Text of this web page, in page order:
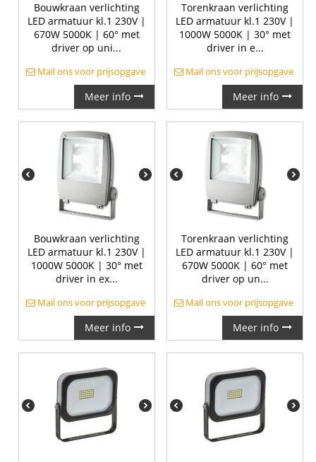
Bouwkraan verlichting
LED armatuur kl.1 230V |
670W 5000K | 60° met
driver op uni...
Mail ons voor prijsopgave
Meer info
Torenkraan verlichting
LED armatuur kl.1 230V |
1000W 5000K | 30° met
driver in e...
Mail ons voor prijsopgave
Meer info
Bouwkraan verlichting
LED armatuur kl.1 230V |
1000W 5000K | 30° met
driver in ex...
Mail ons voor prijsopgave
Meer info
Torenkraan verlichting
LED armatuur kl.1 230V |
670W 5000K | 60° met
driver op un...
Mail ons voor prijsopgave
Meer info